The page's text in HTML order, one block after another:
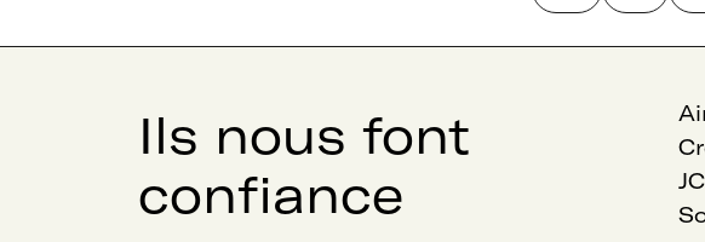
Ils nous font
confiance